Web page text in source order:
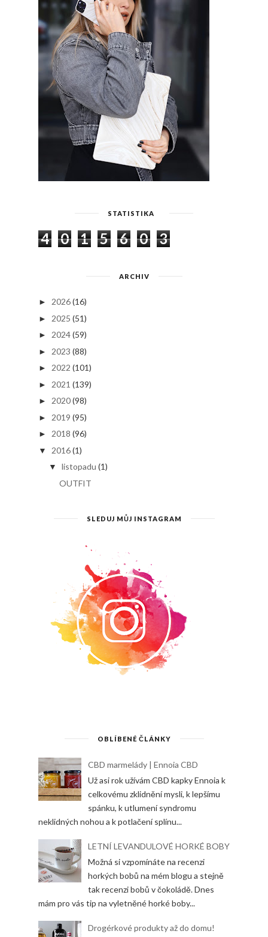
STATISTIKA
4 0 1 5 6 0 3
ARCHIV
► 2026(16)
► 2025 (51)
► 2024(59)
► 2023 (88)
► 2022 (101)
► 2021 (139)
► 2020(98)
► 2019 (95)
► 2018 (96)
▼ 2016(1)
▼ listopadu (1)
OUTFIT
SLEDUJ MŮJ INSTAGRAM
OBLÍBENÉ ČLÁNKY
CBD marmelády | Ennoia CBD
Už asi rok užívám CBD kapky Ennoia k
celkovému zklidnění mysli, k lepšímu
spánku, k utlumení syndromu
neklidných nohou a k potlačení splínu...
LETNÍ LEVANDULOVÉ HORKÉ BOBY
Možná si vzpomínáte na recenzi
horkých bobů na mém blogu a stejně
tak recenzi bobů v čokoládě. Dnes
mám pro vás tip na vyletněné horké boby...
Drogérkové produkty až do domu!